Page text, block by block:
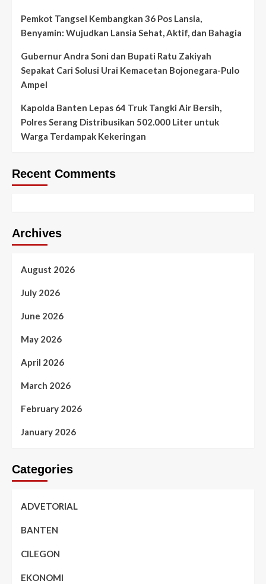
Pemkot Tangsel Kembangkan 36 Pos Lansia,
Benyamin: Wujudkan Lansia Sehat, Aktif, dan Bahagia
Gubernur Andra Soni dan Bupati Ratu Zakiyah
Sepakat Cari Solusi Urai Kemacetan Bojonegara-Pulo
Ampel
Kapolda Banten Lepas 64 Truk Tangki Air Bersih,
Polres Serang Distribusikan 502.000 Liter untuk
Warga Terdampak Kekeringan
Recent Comments
Archives
August 2026
July 2026
June 2026
May 2026
April 2026
March 2026
February 2026
January 2026
Categories
ADVETORIAL
BANTEN
CILEGON
EKONOMI